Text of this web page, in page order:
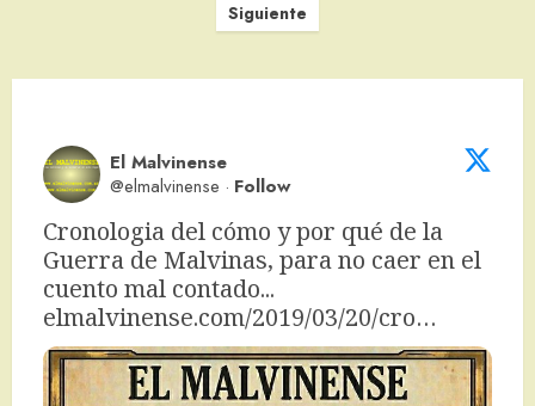
Siguiente
El Malvinense
@elmalvinense · Follow
Cronologia del cómo y por qué de la
Guerra de Malvinas, para no caer en el
elmalvinense.com/2019/03/20/cro…